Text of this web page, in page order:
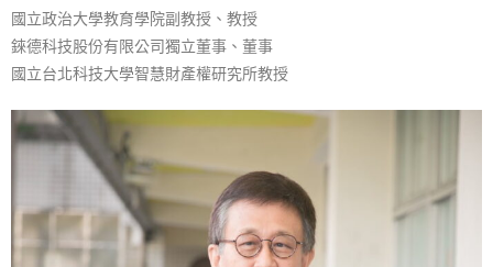
國立政治大學教育學院副教授、教授
錸德科技股份有限公司獨立董事、董事
國立台北科技大學智慧財產權研究所教授